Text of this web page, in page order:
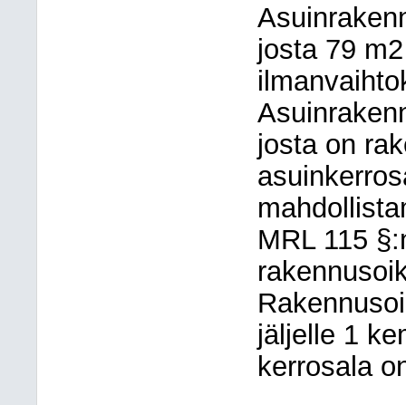
josta 79
josta on
MRL 115
jäljelle 1
kerrosala